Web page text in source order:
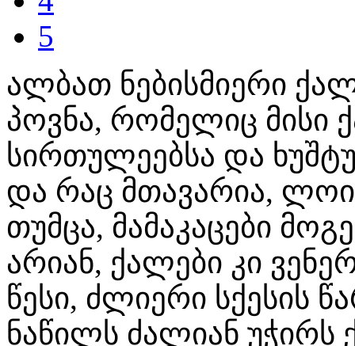
5
ალბათ ნებისმიერი
პოვნა, რომელიც მისი
სირთულეებსა და
და რაც მთავარია,
თუმცა, მამაკაცები
არიან, ქალები კი
წესი, ძლიერი სქესის
ნაწილს ძალიან